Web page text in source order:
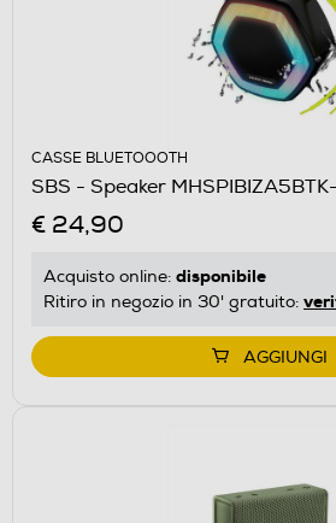
CASSE BLUETOOOTH
SBS - Speaker
€ 24,90
Acquisto online: disponibile
Ritiro in negozio in 30' gratuito:
AGGIUNGI